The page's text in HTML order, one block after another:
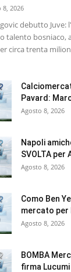
8, 2026
debutto Juve:
talento bosniaco,
circa trenta
Pavard:
Agosto 8, 2026
Napoli
SVOLTA per
Agosto 8, 2026
Como Ben
mercato per
Agosto 8, 2026
BOMBA
firma